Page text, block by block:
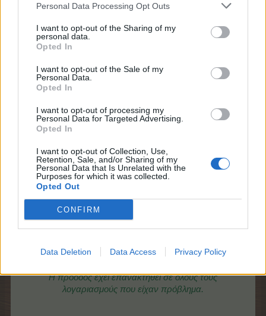
Personal Data Processing Opt Outs
I want to opt-out of the Sharing of my
personal data.
Opted In
I want to opt-out of the Sale of my
Personal Data.
Opted In
I want to opt-out of processing my
Personal Data for Targeted Advertising.
Opted In
I want to opt-out of Collection, Use,
Retention, Sale, and/or Sharing of my
Personal Data that Is Unrelated with the
Purposes for which it was collected.
Opted Out
CONFIRM
Data Deletion Data Access Privacy Policy
τα αγαθά, θα σας παρακαλέσουμε να κάνετε λίγη
Προσοχή: Θα σας παρακαλέσουμε όσοι έχετε
παραδώσει και χάσει αγαθά να μην παραδώσετε τίποτα
άλλο μέχρι να επιλυθεί το πρόβλημα για τους
λογαριασμούς σας.
Η Ομάδα του FARMERAMA
24/7/19
-Snorkel-
Global Team Leader
Η πρόοδος έχει επανακτηθεί σε όλους τους
λογαριασμούς που είχαν πρόβλημα.